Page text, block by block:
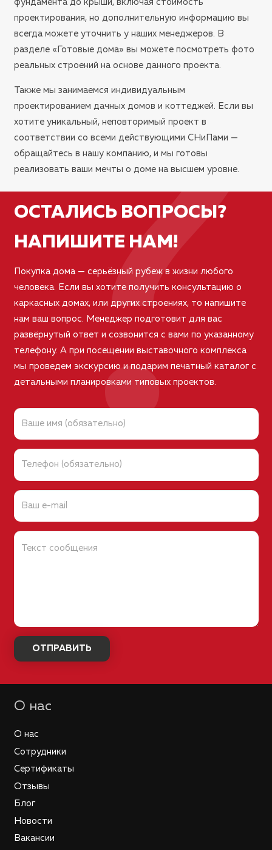
фундамента до крыши, включая стоимость
проектирования, но дополнительную информацию вы
всегда можете уточнить у наших менеджеров. В
разделе «Готовые дома» вы можете посмотреть фото
реальных строений на основе данного проекта.
Также мы занимаемся индивидуальным
проектированием дачных домов и коттеджей. Если вы
хотите уникальный, неповторимый проект в
соответствии со всеми действующими СНиПами —
обращайтесь в нашу компанию, и мы готовы
реализовать ваши мечты о доме на высшем уровне.
?
ОСТАЛИСЬ ВОПРОСЫ?
НАПИШИТЕ НАМ!
Покупка дома — серьёзный рубеж в жизни любого
человека. Если вы хотите получить консультацию о
каркасных домах, или других строениях, то напишите
нам ваш вопрос. Менеджер подготовит для вас
развёрнутый ответ и созвонится с вами по указанному
телефону. А при посещении выставочного комплекса
мы проведем экскурсию и подарим печатный каталог с
детальными планировками типовых проектов.
О нас
О нас
Сотрудники
Сертификаты
Отзывы
Блог
Новости
Вакансии